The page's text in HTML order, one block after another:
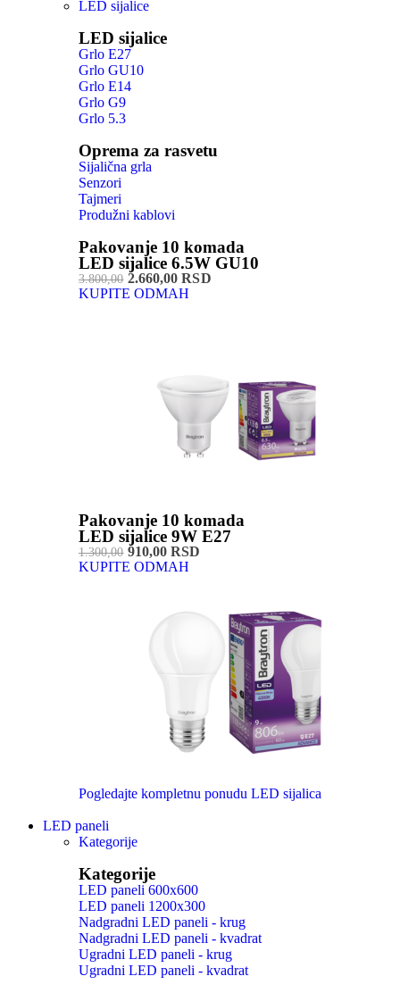
LED sijalice
LED sijalice
Grlo E27
Grlo GU10
Grlo E14
Grlo G9
Grlo 5.3
Oprema za rasvetu
Sijalična grla
Senzori
Tajmeri
Produžni kablovi
Pakovanje 10 komada
LED sijalice 6.5W GU10
3.800,002.660,00 RSD
KUPITE ODMAH
Pakovanje 10 komada
LED sijalice 9W E27
1.300,00910,00 RSD
KUPITE ODMAH
Pogledajte kompletnu ponudu LED sijalica
LED paneli
Kategorije
Kategorije
LED paneli 600x600
LED paneli 1200x300
Nadgradni LED paneli - krug
Nadgradni LED paneli - kvadrat
Ugradni LED paneli - krug
Ugradni LED paneli - kvadrat